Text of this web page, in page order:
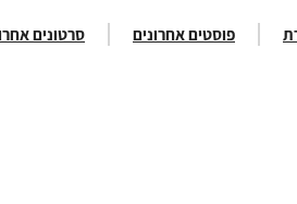
פוסטים אחרונים סרטונים